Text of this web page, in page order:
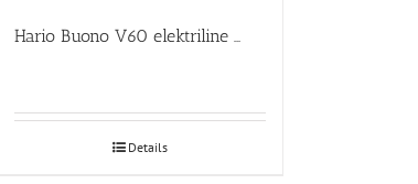
Hario Buono V60 elektriline veekeetja
Details